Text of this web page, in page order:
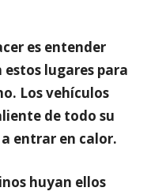
es entender
estos lugares para
. Los vehículos
de todo su
entrar en calor.
huyan ellos